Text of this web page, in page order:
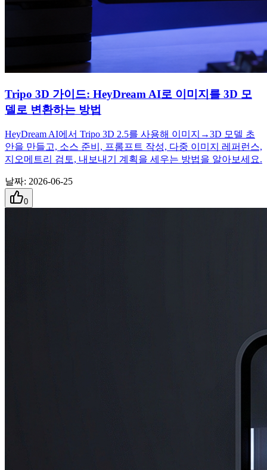
Tripo 3D 가이드: HeyDream AI로 이미지를 3D 모
델로 변환하는 방법
HeyDream AI에서 Tripo 3D 2.5를 사용해 이미지→3D 모델 초
안을 만들고, 소스 준비, 프롬프트 작성, 다중 이미지 레퍼런스,
지오메트리 검토, 내보내기 계획을 세우는 방법을 알아보세요.
날짜: 2026-06-25
0